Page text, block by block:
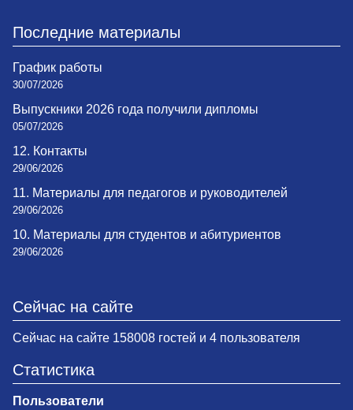
Последние материалы
График работы
30/07/2026
Выпускники 2026 года получили дипломы
05/07/2026
12. Контакты
29/06/2026
11. Материалы для педагогов и руководителей
29/06/2026
10. Материалы для студентов и абитуриентов
29/06/2026
Сейчас на сайте
Сейчас на сайте 158008 гостей и 4 пользователя
Статистика
Пользователи